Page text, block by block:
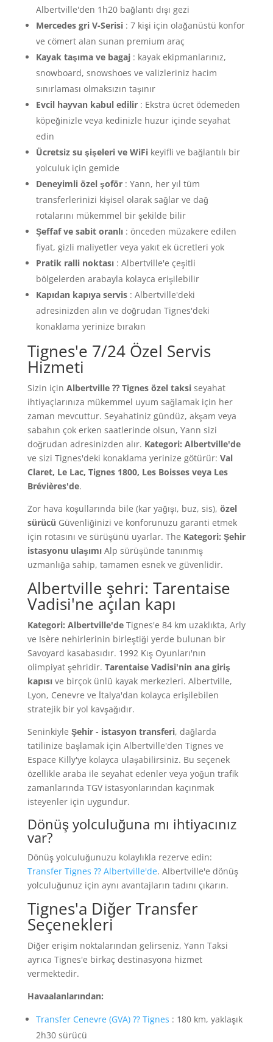
Albertville'den 1h20 bağlantı dışı gezi
Mercedes gri V-Serisi: 7 kişi için olağanüstü konfor
ve cömert alan sunan premium araç
Kayak taşıma ve bagaj: kayak ekipmanlarınız,
snowboard, snowshoes ve valizleriniz hacim
sınırlaması olmaksızın taşınır
Evcil hayvan kabul edilir: Ekstra ücret ödemeden
köpeğinizle veya kedinizle huzur içinde seyahat
edin
Ücretsiz su şişeleri ve WiFikeyifli ve bağlantılı bir
yolculuk için gemide
Deneyimli özel şoför: Yann, her yıl tüm
transferlerinizi kişisel olarak sağlar ve dağ
rotalarını mükemmel bir şekilde bilir
Şeffaf ve sabit oranlı: önceden müzakere edilen
fiyat, gizli maliyetler veya yakıt ek ücretleri yok
Pratik ralli noktası: Albertville'e çeşitli
bölgelerden arabayla kolayca erişilebilir
Kapıdan kapıya servis: Albertville'deki
adresinizden alın ve doğrudan Tignes'deki
konaklama yerinize bırakın
Tignes'e 7/24 Özel Servis
Hizmeti
Sizin için Albertville ⁇ Tignes özel taksiseyahat
ihtiyaçlarınıza mükemmel uyum sağlamak için her
zaman mevcuttur. Seyahatiniz gündüz, akşam veya
sabahın çok erken saatlerinde olsun, Yann sizi
doğrudan adresinizden alır. Kategori: Albertville'de
ve sizi Tignes'deki konaklama yerinize götürür: Val
Claret, Le Lac, Tignes 1800, Les Boisses veya Les
Brévières'de.
Zor hava koşullarında bile (kar yağışı, buz, sis), özel
sürücü Güvenliğinizi ve konforunuzu garanti etmek
için rotasını ve sürüşünü uyarlar. The Kategori: Şehir
istasyonu ulaşımıAlp sürüşünde tanınmış
uzmanlığa sahip, tamamen esnek ve güvenlidir.
Albertville şehri: Tarentaise
Vadisi'ne açılan kapı
Kategori: Albertville'deTignes'e 84 km uzaklıkta, Arly
ve Isère nehirlerinin birleştiği yerde bulunan bir
Savoyard kasabasıdır. 1992 Kış Oyunları'nın
olimpiyat şehridir. Tarentaise Vadisi'nin ana giriş
kapısıve birçok ünlü kayak merkezleri. Albertville,
Lyon, Cenevre ve İtalya'dan kolayca erişilebilen
stratejik bir yol kavşağıdır.
Seninkiyle Şehir - istasyon transferi, dağlarda
tatilinize başlamak için Albertville'den Tignes ve
Espace Killy'ye kolayca ulaşabilirsiniz. Bu seçenek
özellikle araba ile seyahat edenler veya yoğun trafik
zamanlarında TGV istasyonlarından kaçınmak
isteyenler için uygundur.
Dönüş yolculuğuna mı ihtiyacınız
var?
Dönüş yolculuğunuzu kolaylıkla rezerve edin:
Transfer Tignes ⁇ Albertville'de. Albertville'e dönüş
yolculuğunuz için aynı avantajların tadını çıkarın.
Tignes'a Diğer Transfer
Seçenekleri
Diğer erişim noktalarından gelirseniz, Yann Taksi
ayrıca Tignes'e birkaç destinasyona hizmet
vermektedir.
Havaalanlarından:
Transfer Cenevre (GVA) ⁇ Tignes : 180 km, yaklaşık
2h30 sürücü